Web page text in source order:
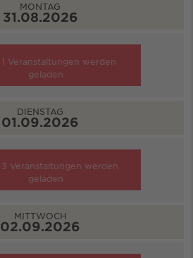
MONTAG
31.08.2026
1 Veranstaltungen werden
geladen
DIENSTAG
01.09.2026
3 Veranstaltungen werden
geladen
MITTWOCH
02.09.2026